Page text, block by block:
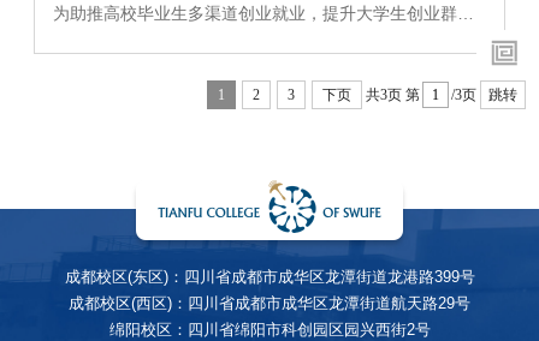
县范围内规范和完善脱贫攻坚痕迹台账，有力促...
为助推高校毕业生多渠道创业就业，提升大学生创业群体
区创业服务中心主办，绵阳市科创孵化器承办“筑梦未来、
与你同行”为主题的大学生就业创业交流会在西南财大学术
报告厅隆重举行。科创区党工委委员、管委会副主任李炜
1 2 3 下页 共3页 第 /3页 跳转
成都校区(东区)：四川省成都市成华区龙潭街道龙港路399号
成都校区(西区)：四川省成都市成华区龙潭街道航天路29号
绵阳校区：四川省绵阳市科创园区园兴西街2号